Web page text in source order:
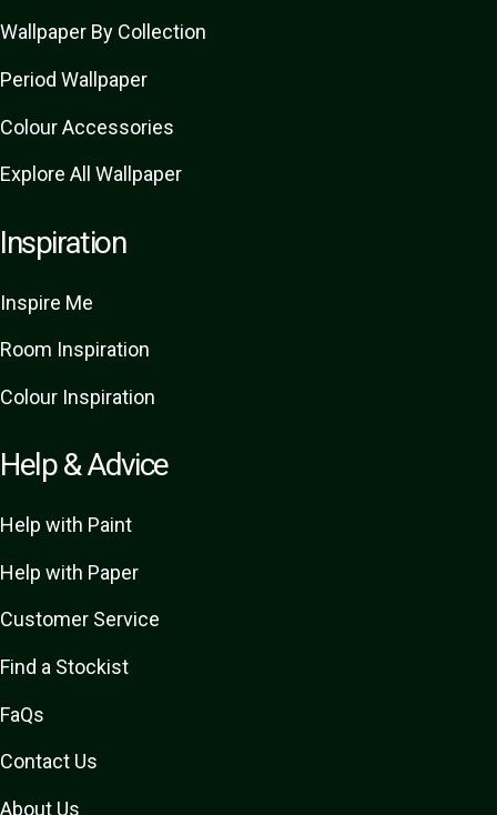
Wallpaper By Collection
Period Wallpaper
Colour Accessories
Explore All Wallpaper
Inspiration
Inspire Me
Room Inspiration
Colour Inspiration
Help & Advice
Help with Paint
Help with Paper
Customer Service
Find a Stockist
FaQs
Contact Us
About Us